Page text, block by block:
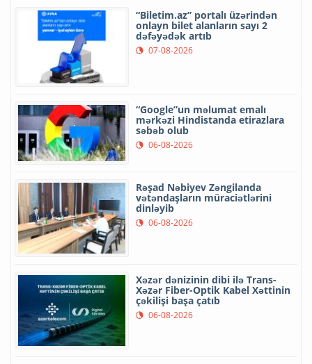
“Biletim.az” portalı üzərindən
onlayn bilet alanların sayı 2
dəfəyədək artıb
07-08-2026
“Google”un məlumat emalı
mərkəzi Hindistanda etirazlara
səbəb olub
06-08-2026
Rəşad Nəbiyev Zəngilanda
vətəndaşların müraciətlərini
dinləyib
06-08-2026
Xəzər dənizinin dibi ilə Trans-
Xəzər Fiber-Optik Kabel Xəttinin
çəkilişi başa çatıb
06-08-2026